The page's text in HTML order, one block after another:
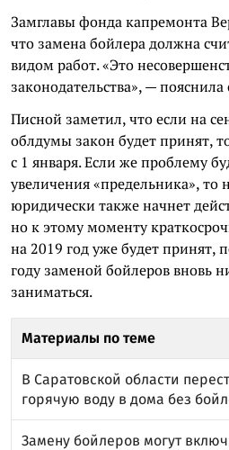
Замглавы фонда капремонта
что замена бойлера должна
видом работ. «Это
законодательства», — пояснила
Писной заметил, что если на
облдумы закон будет принят,
с 1 января. Если же проблему
увеличения «предельника», то
юридически также начнет
но к этому моменту
на 2019 год уже будет принят,
году заменой бойлеров вновь
заниматься.
Материалы по теме
В Саратовской области
горячую воду в дома без
Замену бойлеров могут